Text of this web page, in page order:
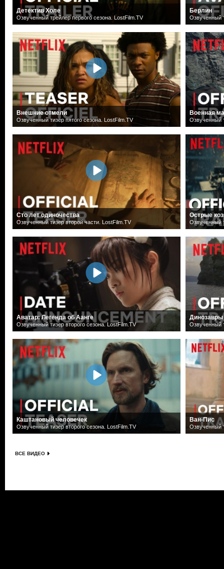
Детектив Холе
Озвученный трейлер первого сезона. LostFilm.TV
Внешние отмели
Озвученный тизер пятого сезона. LostFilm.TV
Сто лет одиночества
Озвученный тизер второй части. LostFilm.TV
Аватар: Легенда об Аанге
Озвученный тизер второго сезона. LostFilm.TV
Каштановый человечек
Озвученный тизер второго сезона. LostFilm.TV
Берлин
Озвученный
Военная
Озвученный
Острые
Озвученный
Динозавры
Озвученный
Ван-Пис
Озвученный
ВСЕ ВИДЕО